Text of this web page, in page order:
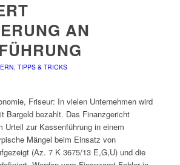
AN
, TIPPS & TRICKS
Friseur: In vielen Unternehmen wird
Bargeld bezahlt. Das Finanzgericht
Urteil zur Kassenführung in einem
Mängel beim Einsatz von
(Az. 7 K 3675/13 E,G,U) und die